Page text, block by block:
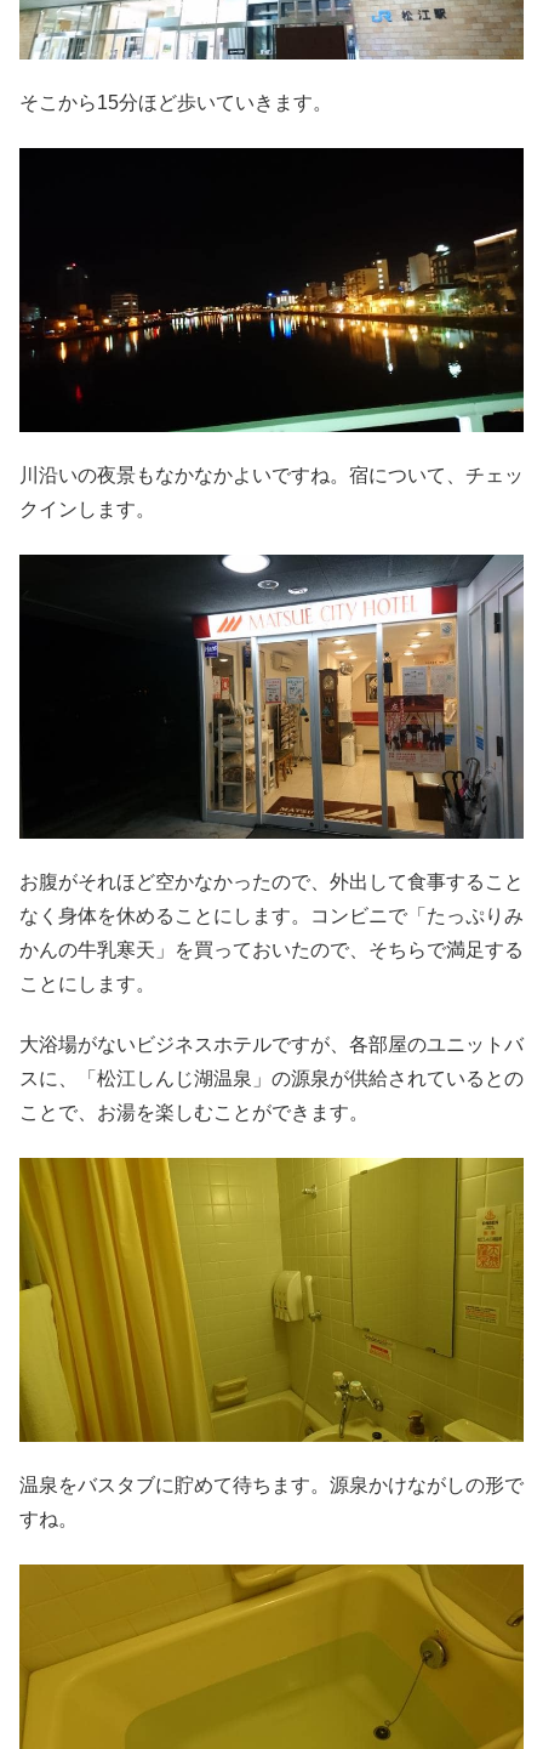
そこから15分ほど歩いていきます。
川沿いの夜景もなかなかよいですね。宿について、チェッ
クインします。
お腹がそれほど空かなかったので、外出して食事すること
なく身体を休めることにします。コンビニで「たっぷりみ
かんの牛乳寒天」を買っておいたので、そちらで満足する
ことにします。
大浴場がないビジネスホテルですが、各部屋のユニットバ
スに、「松江しんじ湖温泉」の源泉が供給されているとの
ことで、お湯を楽しむことができます。
温泉をバスタブに貯めて待ちます。源泉かけながしの形で
すね。